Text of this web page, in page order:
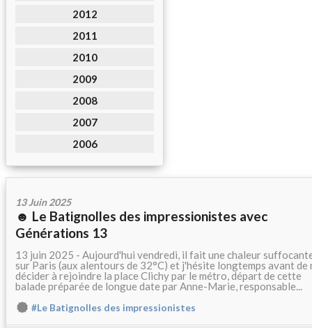
2012
2011
2010
2009
2008
2007
2006
13 Juin 2025
☻ Le Batignolles des impressionistes avec
Générations 13
13 juin 2025 - Aujourd'hui vendredi, il fait une chaleur
sur Paris (aux alentours de 32°C) et j'hésite longtemps avant de
décider à rejoindre la place Clichy par le métro, départ de cette
balade préparée de longue date par Anne-Marie, responsable...
#Le Batignolles des impressionistes